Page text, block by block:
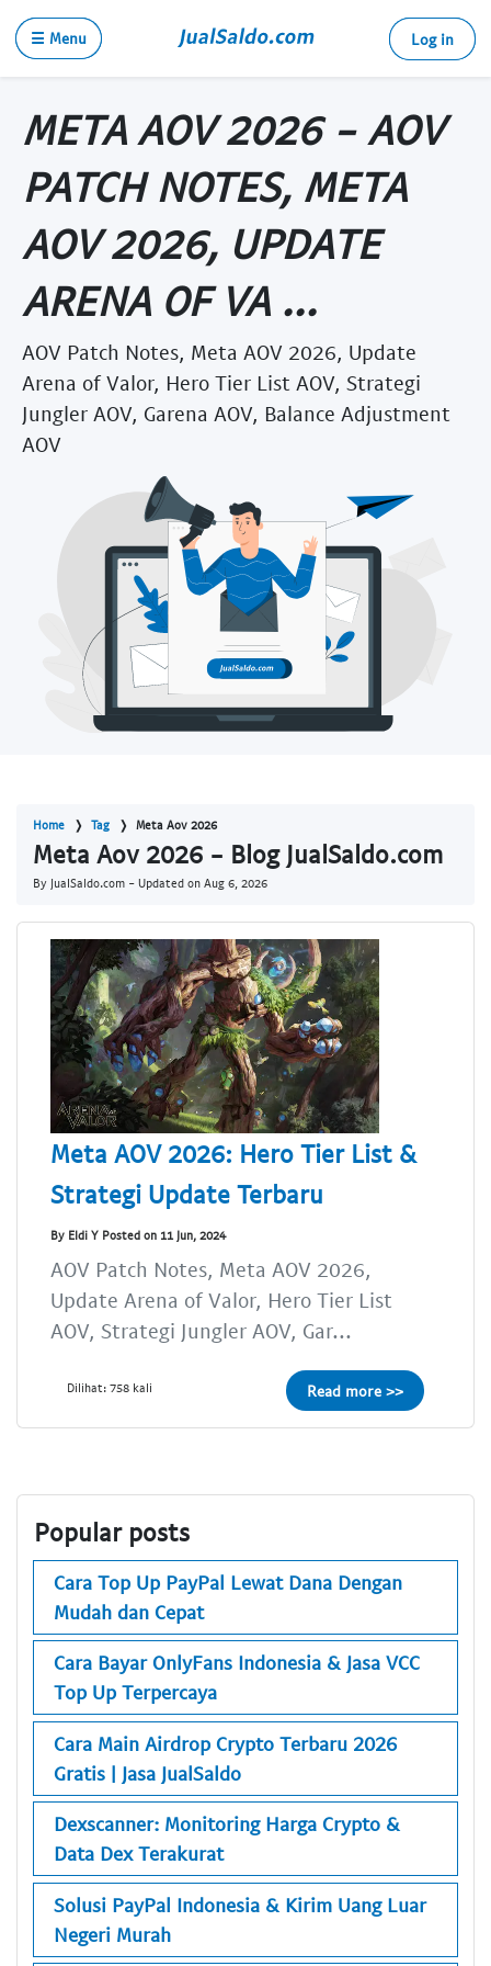
☰ Menu Log in
META AOV 2026 - AOV
PATCH NOTES, META
AOV 2026, UPDATE
ARENA OF VA ...
AOV Patch Notes, Meta AOV 2026, Update
Arena of Valor, Hero Tier List AOV, Strategi
Jungler AOV, Garena AOV, Balance Adjustment
AOV
Home Tag Meta Aov 2026
Meta Aov 2026 - Blog JualSaldo.com
By JualSaldo.com - Updated on Aug 6, 2026
Meta AOV 2026: Hero Tier List &
Strategi Update Terbaru
By Eldi Y Posted on 11 Jun, 2024
AOV Patch Notes, Meta AOV 2026,
Update Arena of Valor, Hero Tier List
AOV, Strategi Jungler AOV, Gar...
Dilihat: 758 kali Read more >>
Popular posts
Cara Top Up PayPal Lewat Dana Dengan
Mudah dan Cepat
Cara Bayar OnlyFans Indonesia & Jasa VCC
Top Up Terpercaya
Cara Main Airdrop Crypto Terbaru 2026
Gratis | Jasa JualSaldo
Dexscanner: Monitoring Harga Crypto &
Data Dex Terakurat
Solusi PayPal Indonesia & Kirim Uang Luar
Negeri Murah